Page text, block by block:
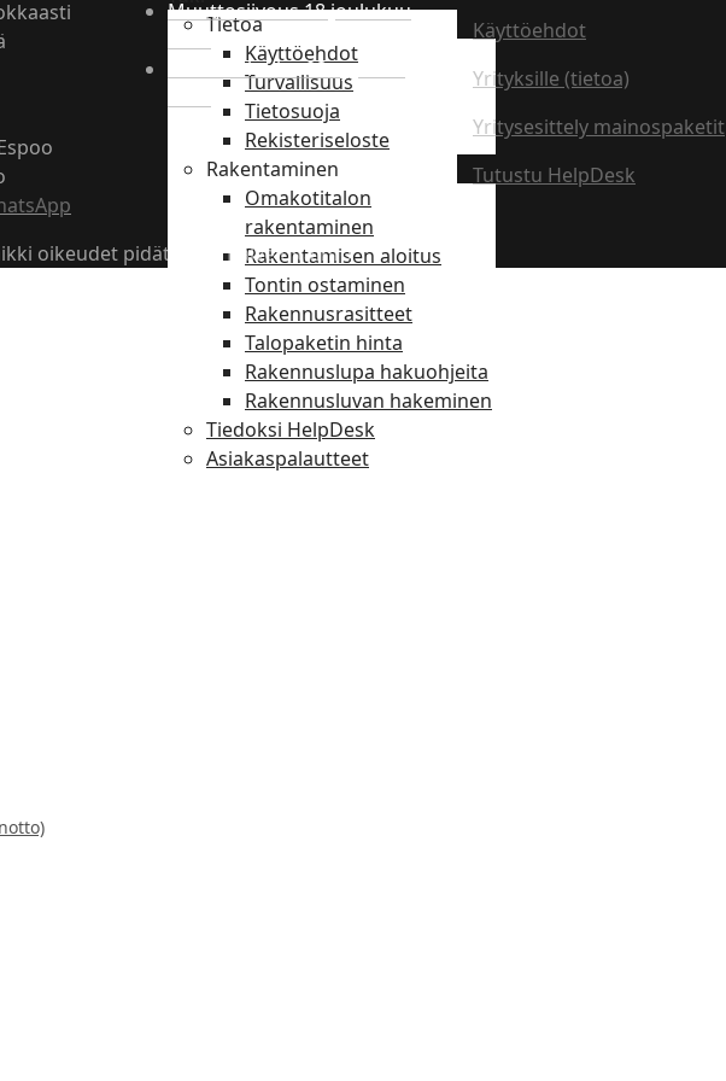
Tietoa
Käyttöehdot
Turvallisuus
Tietosuoja
Rekisteriseloste
Rakentaminen
Omakotitalon
rakentaminen
Rakentamisen aloitus
Tontin ostaminen
Rakennusrasitteet
Talopaketin hinta
Rakennuslupa hakuohjeita
Rakennusluvan hakeminen
Tiedoksi HelpDesk
Asiakaspalautteet
Muuttosiivous18 joulukuu
2025
Ennakkoluulot08 syyskuu
Käyttöehdot
Yrityksille (tietoa)
Yritysesittely mainospaketit
Tutustu HelpDesk
oikeudet pidätetään PalveluitaInfo